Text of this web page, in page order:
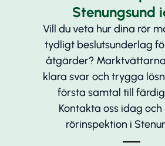
Stenungsund
Vill du veta hur dina rör
tydligt beslutsunderlag
åtgärder?
klara svar och trygga
första samtal till
Kontakta oss idag
rörinspektion i